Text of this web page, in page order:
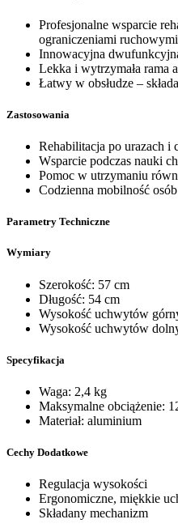
Profesjonalne wsparcie
ograniczeniami ruchowymi
Innowacyjna
Lekka i wytrzymała rama
Łatwy w obsłudze –
Zastosowania
Rehabilitacja po urazach i
Wsparcie podczas nauki
Pomoc w utrzymaniu
Codzienna mobilność
Parametry Techniczne
Wymiary
Szerokość: 57 cm
Długość: 54 cm
Wysokość uchwytów
Wysokość uchwytów
Specyfikacja
Waga: 2,4 kg
Maksymalne obciążenie:
Materiał: aluminium
Cechy Dodatkowe
Regulacja wysokości
Ergonomiczne, miękkie
Składany mechanizm